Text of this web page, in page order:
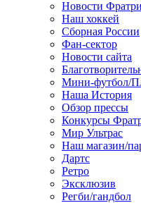
Новости
Наш хоккей
Сборная России
Фан-cектор
Новости сайта
Мини-футбол/
Наша История
Обзор прессы
Конкурсы
Мир Ультрас
Наш магазин/
Дартс
Ретро
Эксклюзив
Регби/гандбол